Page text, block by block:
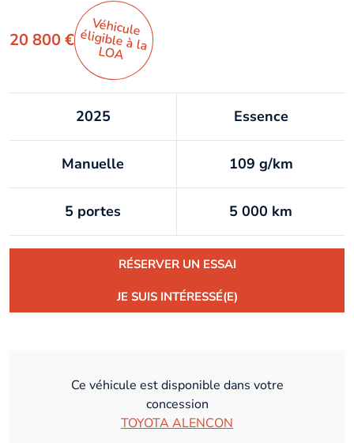
20 800 €
Véhicule
éligible à la
LO
A
2025 Essence
Manuelle 109 g/km
5 portes 5 000 km
RÉSERVER UN ESSAI
JE SUIS INTÉRESSÉ(E)
Ce véhicule est disponible dans votre
concession
TOYOTA ALENCON